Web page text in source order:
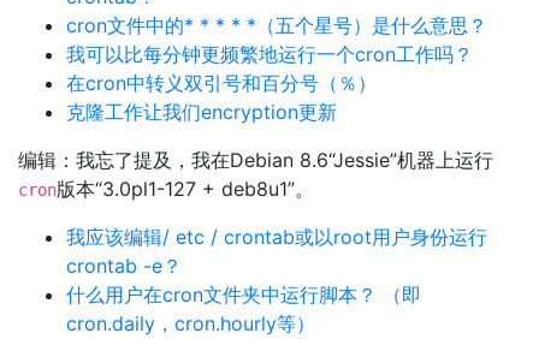
cron文件中的* * * * *（五个星号）是什么意思？
我可以比每分钟更频繁地运行一个cron工作吗？
在cron中转义双引号和百分号（％）
克隆工作让我们encryption更新
编辑：我忘了提及，我在Debian 8.6“Jessie”机器上运行
cron版本“3.0pl1-127 + deb8u1”。
我应该编辑/ etc / crontab或以root用户身份运行
crontab -e？
什么用户在cron文件夹中运行脚本？ （即
cron.daily，cron.hourly等）